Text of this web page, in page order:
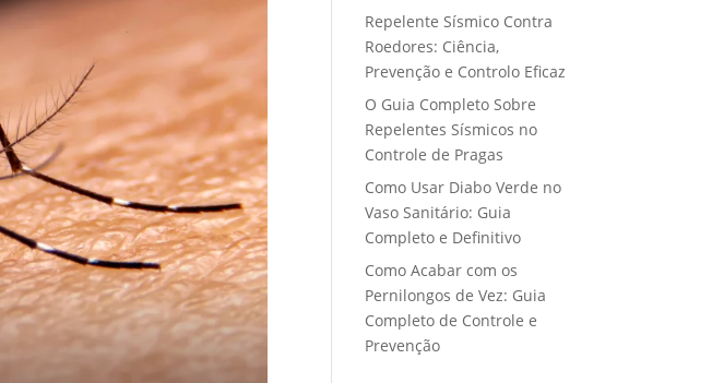
Repelente Sísmico Contra
Roedores: Ciência,
Prevenção e Controlo Eficaz
O Guia Completo Sobre
Repelentes Sísmicos no
Controle de Pragas
Como Usar Diabo Verde no
Vaso Sanitário: Guia
Completo e Definitivo
Como Acabar com os
Pernilongos de Vez: Guia
Completo de Controle e
Prevenção